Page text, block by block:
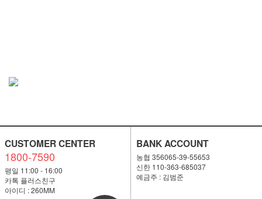
CUSTOMER CENTER
1800-7590
평일 11:00 - 16:00
카톡 플러스친구
아이디 : 260MM
BANK ACCOUNT
농협 356065-39-55653
신한 110-363-685037
예금주 : 김범준